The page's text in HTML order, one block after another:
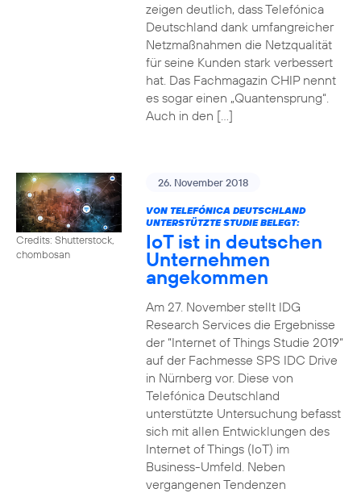
zeigen deutlich, dass Telefónica
Deutschland dank umfangreicher
Netzmaßnahmen die Netzqualität
für seine Kunden stark verbessert
hat. Das Fachmagazin CHIP nennt
es sogar einen „Quantensprung“.
Auch in den […]
Credits: Shutterstock,
chombosan
26. November 2018
VON TELEFÓNICA DEUTSCHLAND
UNTERSTÜTZTE STUDIE BELEGT:
IoT ist in deutschen
Unternehmen
angekommen
Am 27. November stellt IDG
Research Services die Ergebnisse
der “Internet of Things Studie 2019“
auf der Fachmesse SPS IDC Drive
in Nürnberg vor. Diese von
Telefónica Deutschland
unterstützte Untersuchung befasst
sich mit allen Entwicklungen des
Internet of Things (IoT) im
Business-Umfeld. Neben
vergangenen Tendenzen